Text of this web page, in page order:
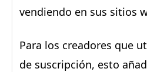
vendiendo en sus sitios
Para los creadores que
de suscripción, esto